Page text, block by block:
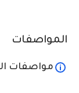
المواصفات
مواصفات